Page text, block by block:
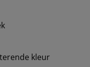
kleur